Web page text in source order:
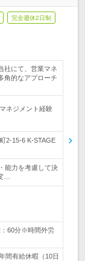
完全週休2日制
社にて、営業マネ
角的なアプローチ
ネジメント経験
2-15-6 K-STAGE
能力を考慮して決
…
：60分※時間外労
間有給休暇（10日